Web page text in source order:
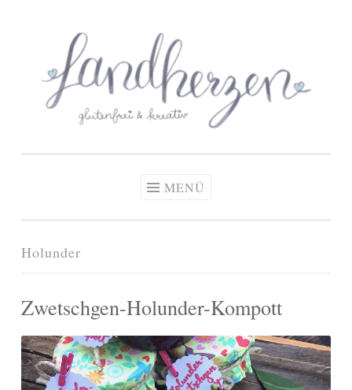
springen
Zöliakie, glutenfreie Ernährung
MENÜ
Holunder
Zwetschgen-Holunder-Kompott